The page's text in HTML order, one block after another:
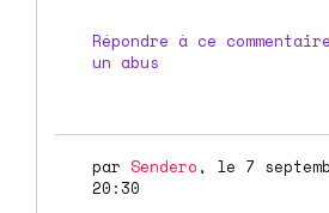
Répondre à ce commentaire
un abus
par Sendero , le 7
20:30